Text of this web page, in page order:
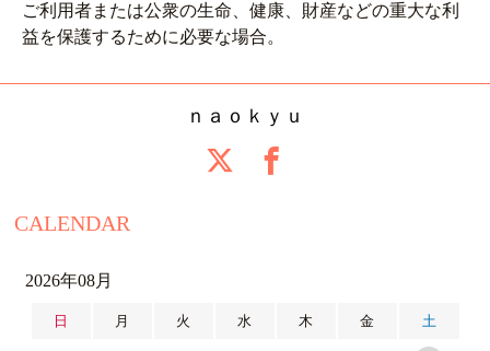
ご利用者または公衆の生命、健康、財産などの重大な利
益を保護するために必要な場合。
ｎａｏｋｙｕ
CALENDAR
2026年08月
日 月 火 水 木 金 土